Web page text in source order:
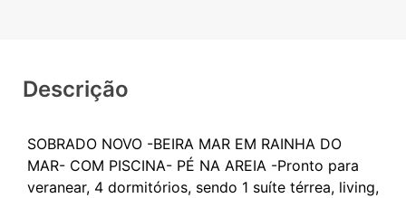
Descrição
SOBRADO NOVO -BEIRA MAR EM RAINHA DO
MAR- COM PISCINA- PÉ NA AREIA -Pronto para
veranear, 4 dormitórios, sendo 1 suíte térrea, living,